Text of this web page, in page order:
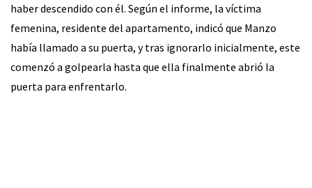
haber descendido con él. Según el informe, la víctima
femenina, residente del apartamento, indicó que Manzo
había llamado a su puerta, y tras ignorarlo inicialmente, este
comenzó a golpearla hasta que ella finalmente abrió la
puerta para enfrentarlo.